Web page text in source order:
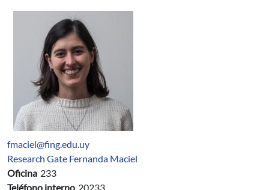
fmaciel@fing.edu.uy
Research Gate Fernanda Maciel
Oficina 233
Teléfono interno 20233